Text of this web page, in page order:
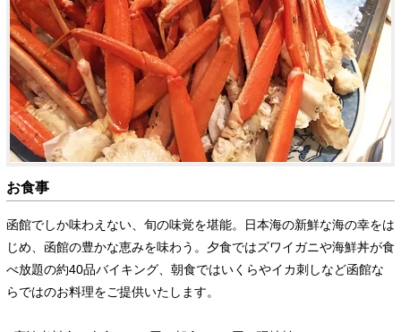
お食事
函館でしか味わえない、旬の味覚を堪能。日本海の新鮮な海の幸をは
じめ、函館の豊かな恵みを味わう。夕食ではズワイガニや海鮮丼が食
べ放題の約40品バイキング、朝食ではいくらやイカ刺しなど函館な
らではのお料理をご提供いたします。